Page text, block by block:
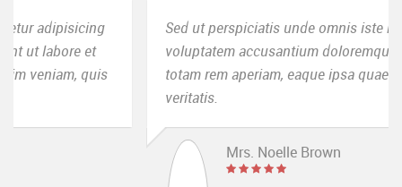
Sed ut perspiciatis unde omnis iste natus error sit
voluptatem accusantium doloremque laudantium,
totam rem aperiam, eaque ipsa quae ab illo inventore
Mrs. Noelle Brown